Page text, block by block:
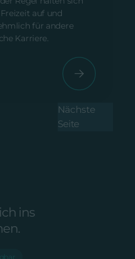
auf und
für andere
Karriere.
Nächste
Seite
ins